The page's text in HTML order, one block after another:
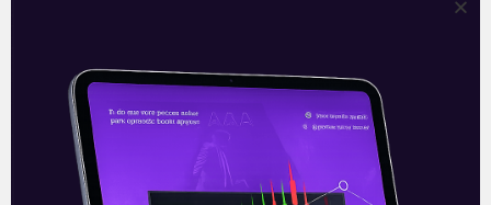
Leia mais
12/05/2021